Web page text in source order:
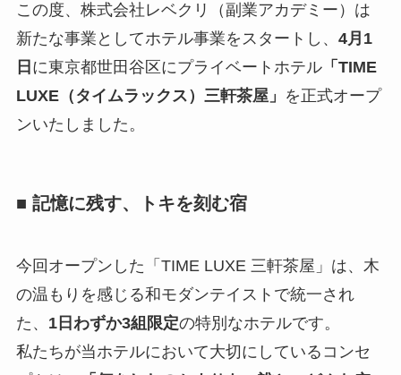
この度、株式会社レベクリ（副業アカデミー）は
新たな事業としてホテル事業をスタートし、 4月1
日 に東京都世田谷区にプライベートホテル「TIME
LUXE（タイムラックス）三軒茶屋」 を正式オープ
ンいたしました。
■ 記憶に残す、トキを刻む宿
今回オープンした「TIME LUXE 三軒茶屋」は、木
の温もりを感じる和モダンテイストで統一され
た、 1日わずか3組限定の特別なホテルです。
私たちが当ホテルにおいて大切にしているコンセ